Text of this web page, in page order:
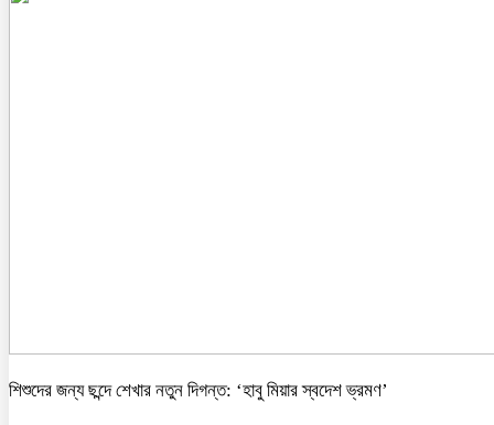
শিশুদের জন্য ছন্দে শেখার নতুন দিগন্ত: ‘হাবু মিয়ার স্বদেশ ভ্রমণ’